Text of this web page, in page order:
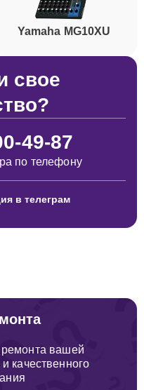
Yamaha MG10XU
свое
49-87
по телефону
в телеграм
вашей
качественного